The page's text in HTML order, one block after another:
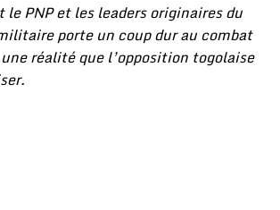
PNP et les leaders originaires du
porte un coup dur au combat
réalité que l’opposition togolaise